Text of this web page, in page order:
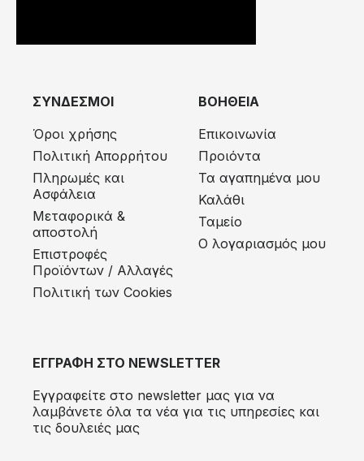
ΣΥΝΔΕΣΜΟΙ
Όροι χρήσης
Πολιτική Απορρήτου
Πληρωμές και
Ασφάλεια
Μεταφορικά &
αποστολή
Eπιστροφές
Προϊόντων / Αλλαγές
Πολιτική των Cookies
ΒΟΗΘΕΙΑ
Επικοινωνία
Προιόντα
Τα αγαπημένα μου
Καλάθι
Ταμείο
Ο λογαριασμός μου
ΕΓΓΡΑΦΗ ΣΤΟ NEWSLETTER
Εγγραφείτε στο newsletter μας για να
λαμβάνετε όλα τα νέα για τις υπηρεσίες και
τις δουλειές μας